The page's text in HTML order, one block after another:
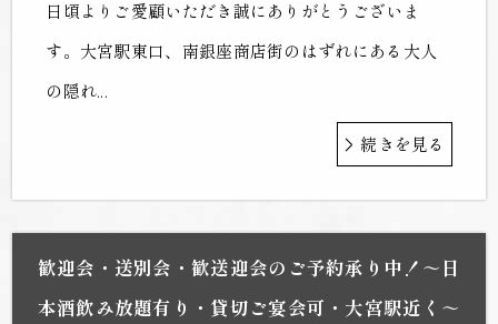
日頃よりご愛顧いただき誠にありがとうございま
す。大宮駅東口、南銀座商店街のはずれにある大人
の隠れ...
続きを見る
歓迎会・送別会・歓送迎会のご予約承り中！～日
本酒飲み放題有り・貸切ご宴会可・大宮駅近く～